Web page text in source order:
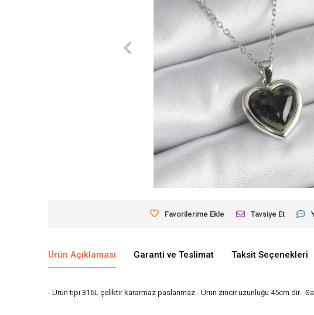
Favorilerime Ekle Tavsiye Et
Ürün Açıklaması Garanti ve Teslimat Taksit Seçenekleri
- Ürün tipi 316L çeliktir kararmaz paslanmaz.- Ürün zincir uzunluğu 45cm dir.-